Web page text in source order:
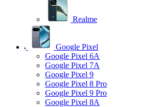
Realme
Google Pixel
Google Pixel 6A
Google Pixel 7А
Google Pixel 9
Google Pixel 8 Pro
Google Pixel 9 Pro
Google Pixel 8A